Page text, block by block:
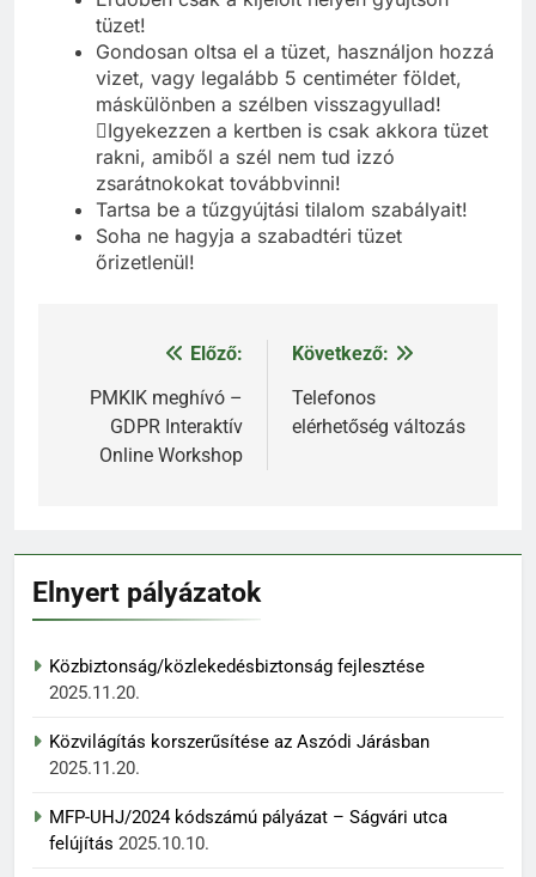
tüzet!
Gondosan oltsa el a tüzet, használjon hozzá
vizet, vagy legalább 5 centiméter földet,
máskülönben a szélben visszagyullad!
Igyekezzen a kertben is csak akkora tüzet
rakni, amiből a szél nem tud izzó
zsarátnokokat továbbvinni!
Tartsa be a tűzgyújtási tilalom szabályait!
Soha ne hagyja a szabadtéri tüzet
őrizetlenül!
Bejegyzés
navigáció
Előző:
PMKIK meghívó –
GDPR Interaktív
Online Workshop
Következő:
Telefonos
elérhetőség változás
Elnyert pályázatok
Közbiztonság/közlekedésbiztonság fejlesztése
2025.11.20.
Közvilágítás korszerűsítése az Aszódi Járásban
2025.11.20.
MFP-UHJ/2024 kódszámú pályázat – Ságvári utca
felújítás 2025.10.10.